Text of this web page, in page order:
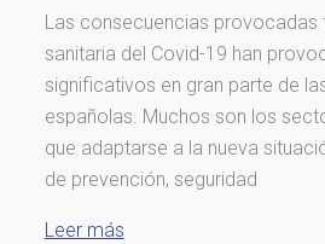
Las consecuencias provocadas
sanitaria del Covid-19 han
significativos en gran parte de
españolas. Muchos son los
que adaptarse a la nueva
de prevención, seguridad
Leer más